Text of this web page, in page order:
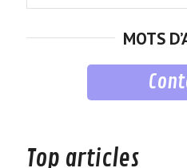
MOTS
Top articles